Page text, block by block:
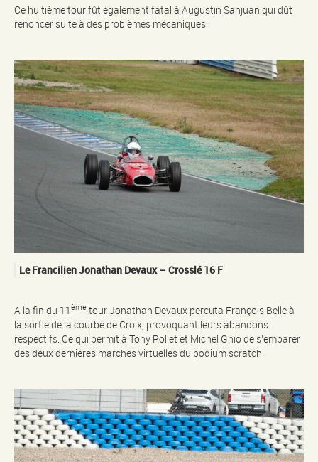
Ce huitième tour fût également fatal à Augustin Sanjuan qui dût
renoncer suite à des problèmes mécaniques.
Le Francilien Jonathan Devaux – Crosslé 16 F
A la fin du 11 ème tour Jonathan Devaux percuta François Belle à
la sortie de la courbe de Croix, provoquant leurs abandons
respectifs. Ce qui permit à Tony Rollet et Michel Ghio de s’emparer
des deux dernières marches virtuelles du podium scratch.